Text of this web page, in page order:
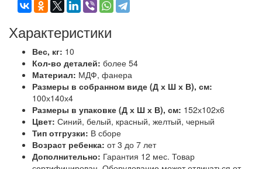
Характеристики
Вес, кг: 10
Кол-во деталей: более 54
Материал: МДФ, фанера
Размеры в собранном виде (Д х Ш х В), см:
100х140х4
Размеры в упаковке (Д х Ш х В), см: 152х102х6
Цвет: Синий, белый, красный, желтый, черный
Тип отгрузки: В сборе
Возраст ребенка: от 3 до 7 лет
Дополнительно: Гарантия 12 мес. Товар